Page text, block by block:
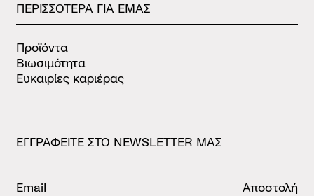
ΠΕΡΙΣΣΟΤΕΡΑ ΓΙΑ ΕΜΑΣ
Προϊόντα
Βιωσιμότητα
Ευκαιρίες καριέρας
ΕΓΓΡΑΦΕΙΤΕ ΣΤΟ NEWSLETTER ΜΑΣ
Αποστολή